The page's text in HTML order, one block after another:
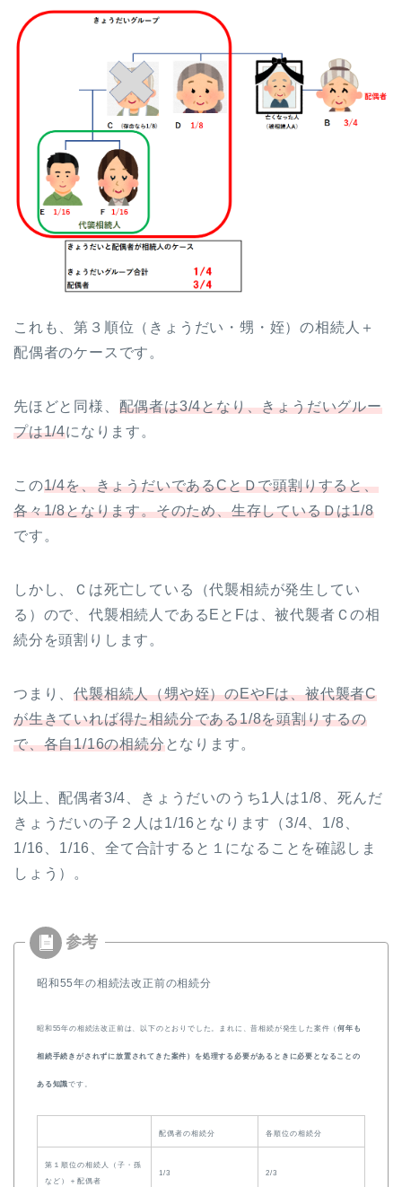
これも、第３順位（きょうだい・甥・姪）の相続人＋
配偶者のケースです。
先ほどと同様、 配偶者は3/4となり、きょうだいグルー
プは1/4になります。
この1/4を、きょうだいであるCとＤで頭割りすると、
各々1/8となります。そのため、生存しているＤは1/8
です。
しかし、Ｃは死亡している（代襲相続が発生してい
る）ので、代襲相続人であるEとFは、被代襲者Ｃの相
続分を頭割りします。
つまり、代襲相続人（甥や姪）のEやFは、被代襲者C
が生きていれば得た相続分である1/8を頭割りするの
で、各自1/16の相続分となります。
以上、配偶者3/4、きょうだいのうち1人は1/8、死んだ
きょうだいの子２人は1/16となります（3/4、1/8、
1/16、1/16、全て合計すると１になることを確認しま
しょう）。
昭和55年の相続法改正前の相続分
昭和55年の相続法改正前は、以下のとおりでした。まれに、昔相続が発生した案件（何年も
相続手続きがされずに放置されてきた案件）を処理する必要があるときに必要となることの
ある知識です。
配偶者の相続分 各順位の相続分
第１順位の相続人（子・孫
など）＋配偶者
1/3 2/3